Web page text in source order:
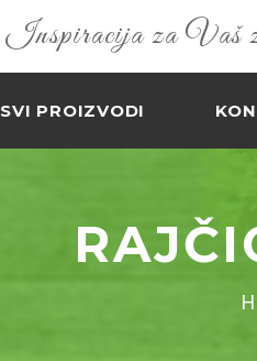
Inspiracija za Vaš
SVI PROIZVODI